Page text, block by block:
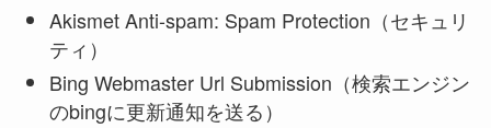
Akismet Anti-spam: Spam Protection（セキュリ
ティ）
Bing Webmaster Url Submission（検索エンジン
のbingに更新通知を送る）